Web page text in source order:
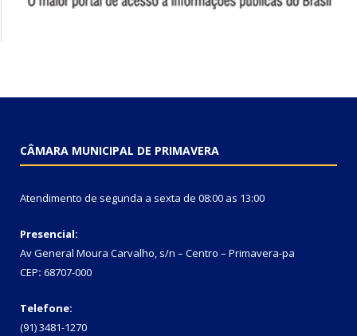
CÂMARA MUNICIPAL DE PRIMAVERA
Atendimento de segunda a sexta de 08:00 as 13:00
Presencial:
Av General Moura Carvalho, s/n – Centro – Primavera-pa
CEP: 68707-000
Telefone:
(91) 3481-1270